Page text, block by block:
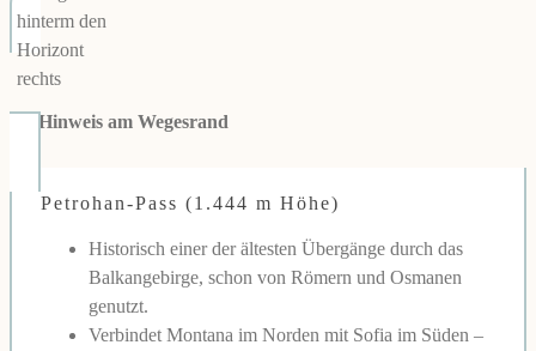
Hinweis am Wegesrand
Petrohan-Pass (1.444 m Höhe)
Historisch einer der ältesten Übergänge durch das
Balkangebirge, schon von Römern und Osmanen
genutzt.
Verbindet Montana im Norden mit Sofia im Süden –